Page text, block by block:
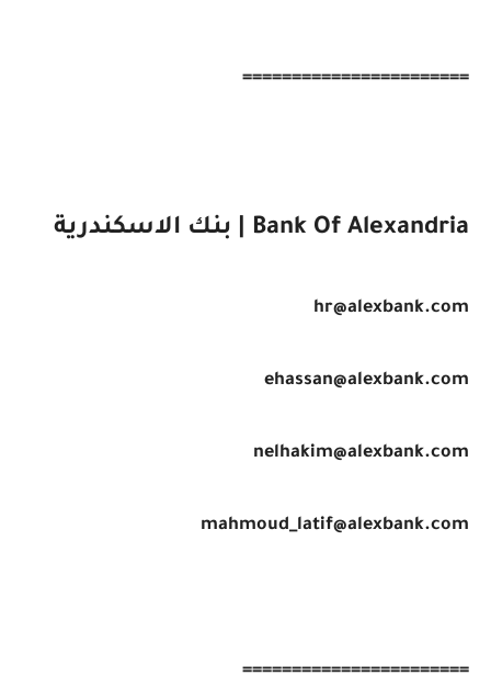
=======================
Bank Of Alexandria | بنك الاسكندرية
hr@alexbank.com
ehassan@alexbank.com
nelhakim@alexbank.com
mahmoud_latif@alexbank.com
=======================